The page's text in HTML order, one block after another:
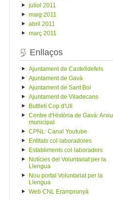
juliol 2011
maig 2011
abril 2011
març 2011
Enllaços
Ajuntament de Castelldefels
Ajuntament de Gavà
Ajuntament de Sant Boi
Ajuntament de Viladecans
Butlletí Cop d'Ull
Centre d'Història de Gavà: Arxiu
municipal
CPNL: Canal Youtube
Entitats col·laboradores
Establiments col·laboradors
Notícies del Voluntariat per la
Llengua
Nou portal Voluntariat per la
Llengua
Web CNL Eramprunyà